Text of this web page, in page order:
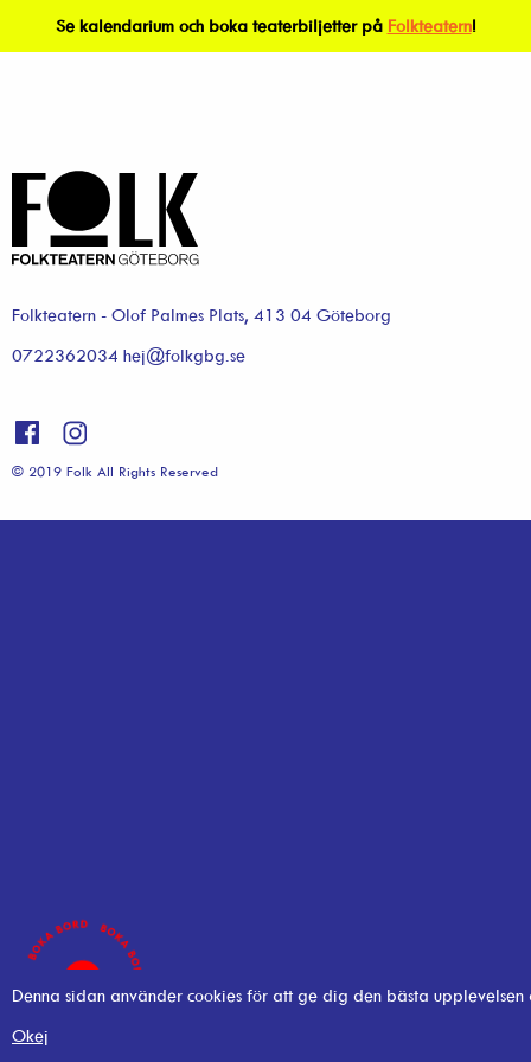
Se kalendarium och boka teaterbiljetter på Folkteatern!
Folkteatern - Olof Palmes Plats, 413 04 Göteborg
0722362034 hej@folkgbg.se
© 2019 Folk All Rights Reserved
Denna sidan använder cookies för att ge dig den bästa
Okej